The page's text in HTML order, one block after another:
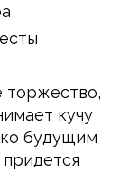
торжество,
кучу
будущим